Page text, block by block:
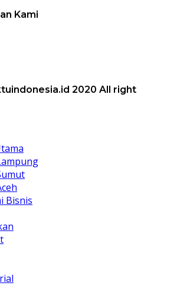
Kami
2020 All right
Bisnis